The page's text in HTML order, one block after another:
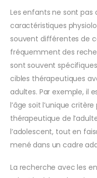
Les enfants ne sont pas
caractéristiques
souvent différentes de
fréquemment des
sont souvent
cibles thérapeutiques
adultes. Par exemple, il
l’âge soit l’unique
thérapeutique de
l’adolescent, tout en
mené dans un cadre
La recherche avec les